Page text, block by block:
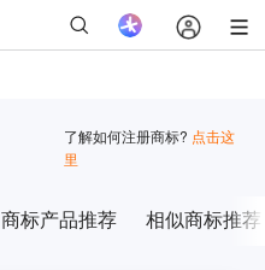
了解如何注册商标? 点击这
里
商标产品推荐 相似商标推荐